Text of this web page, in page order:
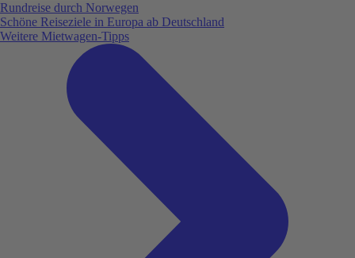
Rundreise durch Norwegen
Schöne Reiseziele in Europa ab Deutschland
Weitere Mietwagen-Tipps